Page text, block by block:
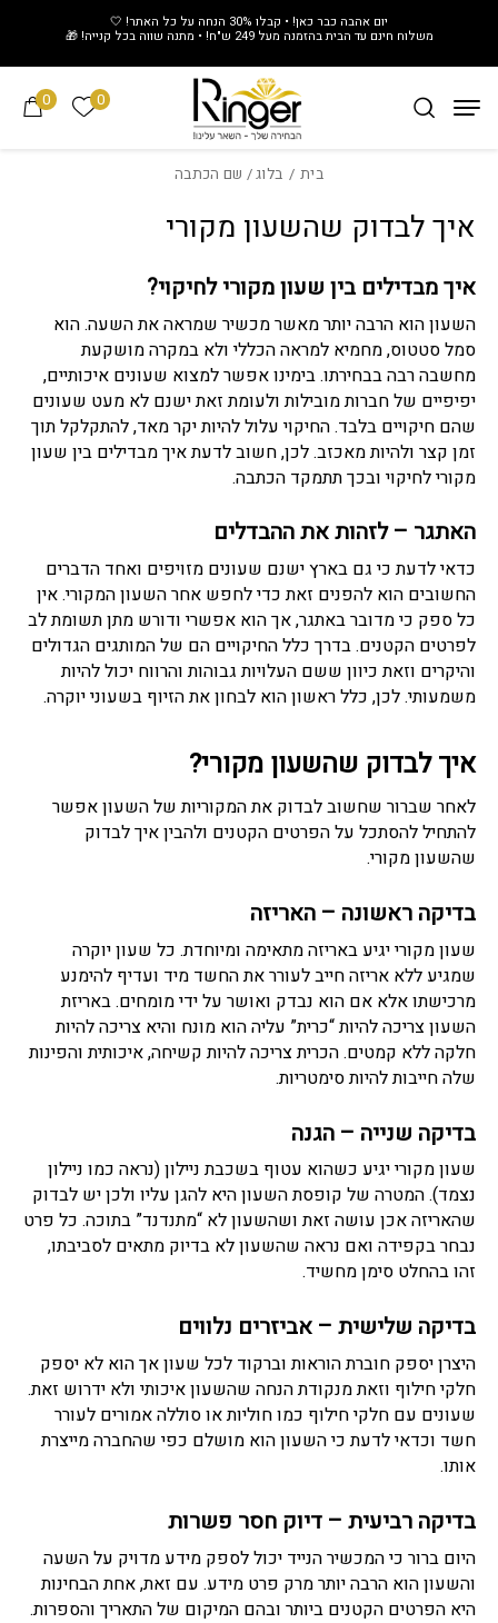
יום אהבה כבר כאן! • קבלו 30% הנחה על כל האתר! 🤍
משלוח חינם עד הבית בהזמנה מעל 249 ש"ח! • מתנה שווה בכל קנייה! 🎁
0 0 הרשימה
בית / בלוג/ שם הכתבה
איך לבדוק שהשעון מקורי
איך מבדילים בין שעון מקורי לחיקוי?
השעון הוא הרבה יותר מאשר מכשיר שמראה את השעה. הוא
סמל סטטוס, מחמיא למראה הכללי ולא במקרה מושקעת
מחשבה רבה בבחירתו. בימינו אפשר למצוא שעונים איכותיים,
יפיפיים של חברות מובילות ולעומת זאת ישנם לא מעט שעונים
שהם חיקויים בלבד. החיקוי עלול להיות יקר מאד, להתקלקל תוך
זמן קצר ולהיות מאכזב. לכן, חשוב לדעת איך מבדילים בין שעון
מקורי לחיקוי ובכך תתמקד הכתבה.
האתגר – לזהות את ההבדלים
כדאי לדעת כי גם בארץ ישנם שעונים מזויפים ואחד הדברים
החשובים הוא להפנים זאת כדי לחפש אחר השעון המקורי. אין
כל ספק כי מדובר באתגר, אך הוא אפשרי ודורש מתן תשומת לב
לפרטים הקטנים. בדרך כלל החיקויים הם של המותגים הגדולים
והיקרים וזאת כיוון ששם העלויות גבוהות והרווח יכול להיות
משמעותי. לכן, כלל ראשון הוא לבחון את הזיוף בשעוני יוקרה.
איך לבדוק שהשעון מקורי?
לאחר שברור שחשוב לבדוק את המקוריות של השעון אפשר
להתחיל להסתכל על הפרטים הקטנים ולהבין איך לבדוק
שהשעון מקורי.
בדיקה ראשונה – האריזה
שעון מקורי יגיע באריזה מתאימה ומיוחדת. כל שעון יוקרה
שמגיע ללא אריזה חייב לעורר את החשד מיד ועדיף להימנע
מרכישתו אלא אם הוא נבדק ואושר על ידי מומחים. באריזת
השעון צריכה להיות “כרית” עליה הוא מונח והיא צריכה להיות
חלקה ללא קמטים. הכרית צריכה להיות קשיחה, איכותית והפינות
שלה חייבות להיות סימטריות.
בדיקה שנייה – הגנה
שעון מקורי יגיע כשהוא עטוף בשכבת ניילון (נראה כמו ניילון
נצמד). המטרה של קופסת השעון היא להגן עליו ולכן יש לבדוק
שהאריזה אכן עושה זאת ושהשעון לא “מתנדנד” בתוכה. כל פרט
נבחר בקפידה ואם נראה שהשעון לא בדיוק מתאים לסביבתו,
זהו בהחלט סימן מחשיד.
בדיקה שלישית – אביזרים נלווים
היצרן יספק חוברת הוראות וברקוד לכל שעון אך הוא לא יספק
חלקי חילוף וזאת מנקודת הנחה שהשעון איכותי ולא ידרוש זאת.
שעונים עם חלקי חילוף כמו חוליות או סוללה אמורים לעורר
חשד וכדאי לדעת כי השעון הוא מושלם כפי שהחברה מייצרת
אותו.
בדיקה רביעית – דיוק חסר פשרות
היום ברור כי המכשיר הנייד יכול לספק מידע מדויק על השעה
והשעון הוא הרבה יותר מרק פרט מידע. עם זאת, אחת הבחינות
היא הפרטים הקטנים ביותר ובהם המיקום של התאריך והספרות.